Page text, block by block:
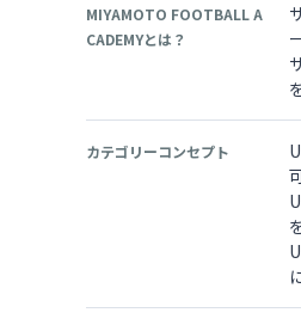
MIYAMOTO FOOTBALL A
CADEMYとは？
カテゴリーコンセプト